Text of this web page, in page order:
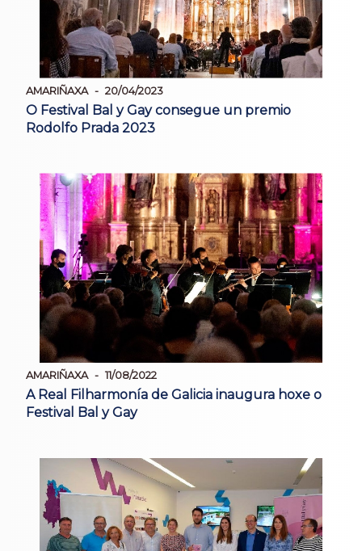
AMARIÑAXA 20/04/2023
O Festival Bal y Gay consegue un premio
Rodolfo Prada 2023
AMARIÑAXA 11/08/2022
A Real Filharmonía de Galicia inaugura hoxe o
Festival Bal y Gay